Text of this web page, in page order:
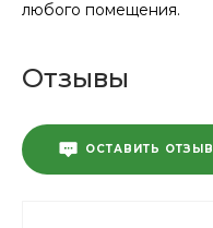
любого помещения.
Отзывы
ОСТАВИТЬ ОТЗЫВ